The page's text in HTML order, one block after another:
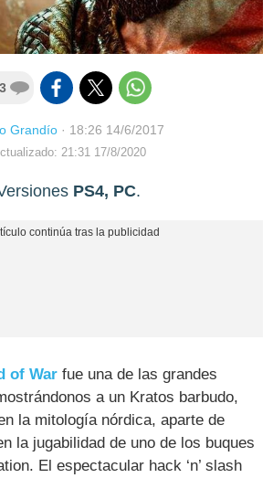
Grandío· 18:26 14/6/2017
21:31 17/8/2020
PS4, PC.
of War fue una de las grandes
a un Kratos barbudo,
la mitología nórdica, aparte de
la jugabilidad de uno de los buques
El espectacular hack ‘n’ slash